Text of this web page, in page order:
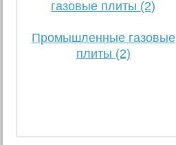
Промышленные газовые
плиты (2)